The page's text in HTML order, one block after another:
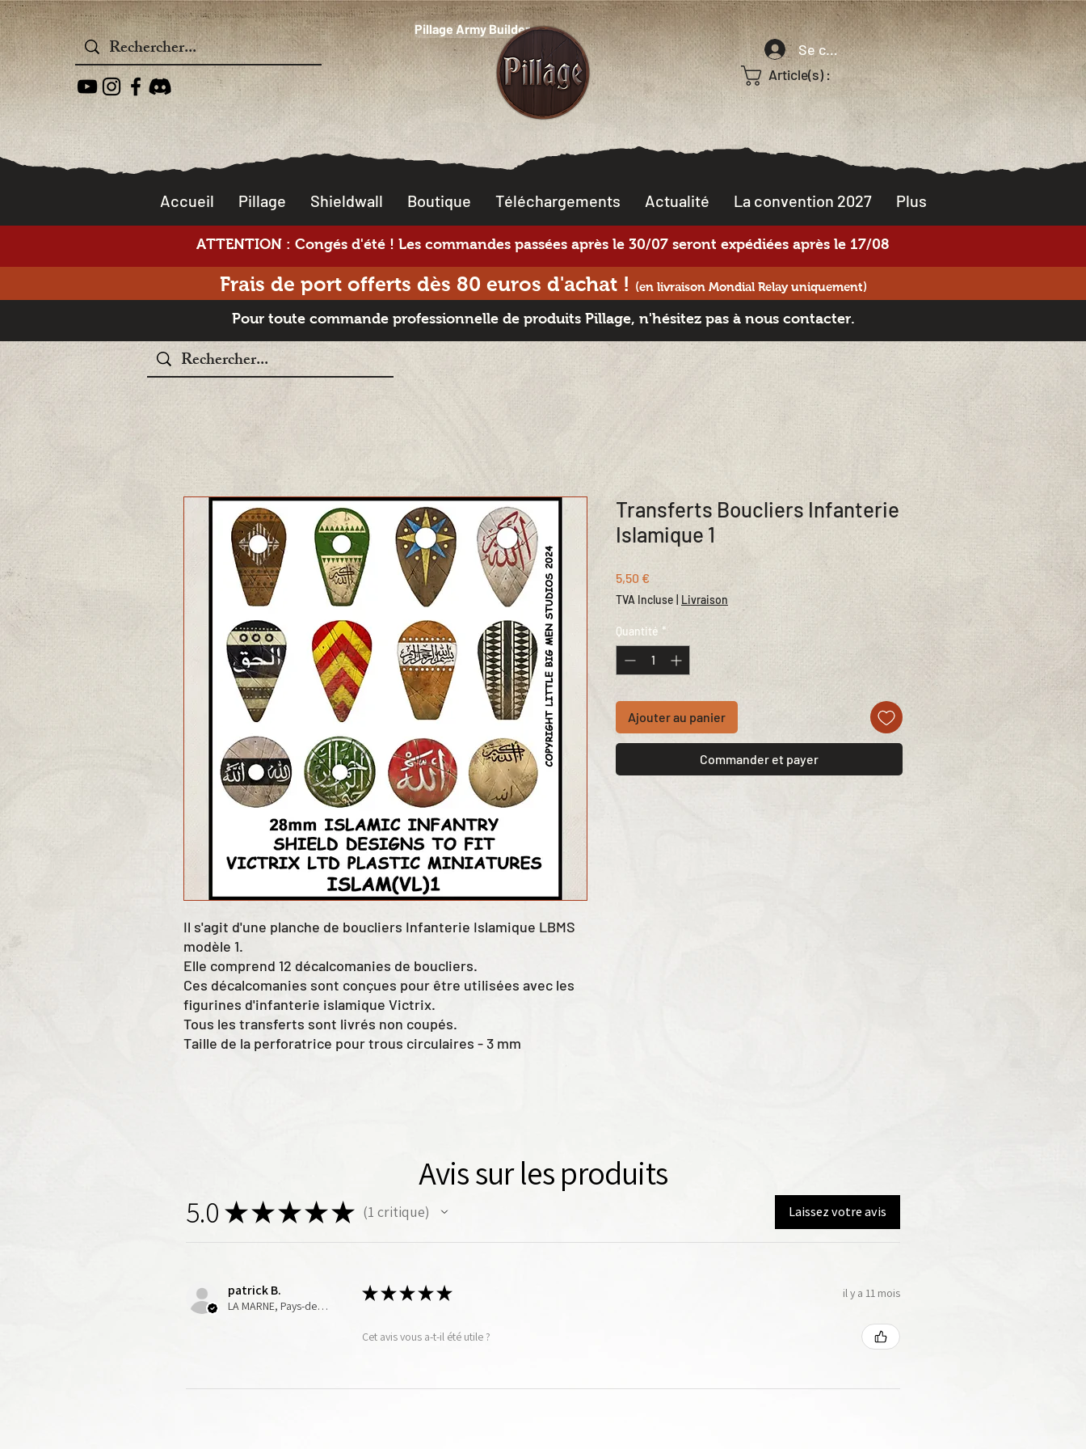
Pillage Army Builder
Se connecter
Article(s) :
Accueil Pillage Shieldwall Boutique Téléchargements Actualité La convention 2027 Plus
ATTENTION : Congés d'été ! Les commandes passées après le 30/07 seront expédiées après le 17/08
Frais de port offerts dès 80 euros d'achat ! (en livraison Mondial Relay uniquement)
Pour toute commande professionnelle de produits Pillage, n'hésitez pas à nous contacter.
Il s'agit d'une planche de boucliers Infanterie Islamique LBMS
modèle 1.
Elle comprend 12 décalcomanies de boucliers.
Ces décalcomanies sont conçues pour être utilisées avec les
figurines d'infanterie islamique Victrix.
Tous les transferts sont livrés non coupés.
Taille de la perforatrice pour trous circulaires - 3 mm
Transferts Boucliers Infanterie
Islamique 1
5,50 €
TVA Incluse Livraison
Quantité *
Ajouter au panier
Commander et payer
Avis sur les produits
5.0 ★★★★★ 1 critique Laissez votre avis
patrick B.
LA MARNE, Pays-de-la-Loire
★★★★★ il y a 11 mois
Cet avis vous a-t-il été utile ?